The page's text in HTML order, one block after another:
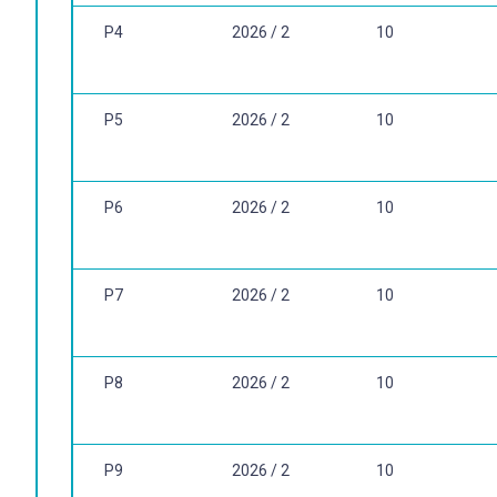
OLIVEIRA, Silvio Luiz de. Tratado de metodologia
P4 2026 / 2 10
P5 2026 / 2 10
P6 2026 / 2 10
P7 2026 / 2 10
P8 2026 / 2 10
P9 2026 / 2 10